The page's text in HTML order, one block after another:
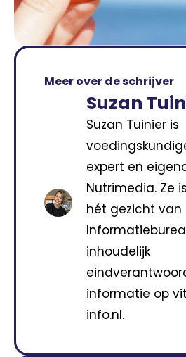
Meer over de schrijver
Suzan
Suzan Tuinier is
expert en
Nutrimedia. Ze
hét gezicht
inhoudelijk
informatie op
info.nl.